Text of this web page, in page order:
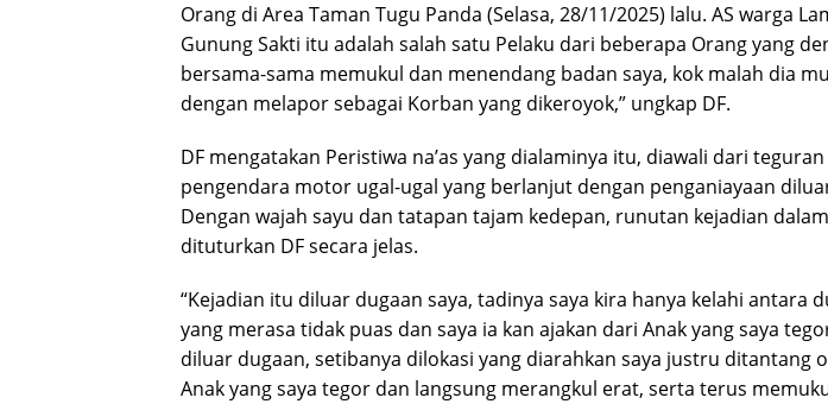
Orang di Area Taman Tugu Panda (Selasa, 28/11/2025) lalu. AS warga
Gunung Sakti itu adalah salah satu Pelaku dari beberapa Orang yang
bersama-sama memukul dan menendang badan saya, kok malah dia
dengan melapor sebagai Korban yang dikeroyok,” ungkap DF.
DF mengatakan Peristiwa na’as yang dialaminya itu, diawali dari
pengendara motor ugal-ugal yang berlanjut dengan penganiayaan
Dengan wajah sayu dan tatapan tajam kedepan, runutan kejadian
dituturkan DF secara jelas.
“Kejadian itu diluar dugaan saya, tadinya saya kira hanya kelahi antara
yang merasa tidak puas dan saya ia kan ajakan dari Anak yang saya
diluar dugaan, setibanya dilokasi yang diarahkan saya justru ditantang
Anak yang saya tegor dan langsung merangkul erat, serta terus